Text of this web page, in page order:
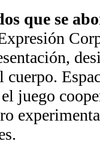
que se
cuerpo.
juego